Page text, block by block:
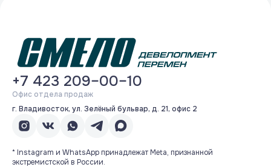
+7 423 209–00–10
Офис отдела продаж
г. Владивосток, ул. Зелёный бульвар, д. 21, офис 2
* Instagram и WhatsApp принадлежат Meta, признанной
экстремистской в России.